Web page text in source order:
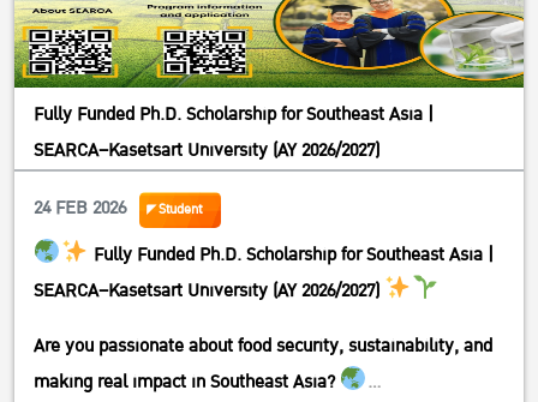
Fully Funded Ph.D. Scholarship for Southeast Asia |
SEARCA–Kasetsart University (AY 2026/2027)
24 FEB 2026
Student
Fully Funded Ph.D. Scholarship for Southeast Asia |
SEARCA–Kasetsart University (AY 2026/2027)
Are you passionate about food security, sustainability, and
making real impact in Southeast Asia?